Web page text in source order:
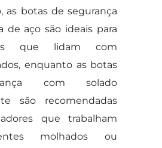
as botas de segurança
de aço são ideais para
que lidam com
enquanto as botas
com solado
são recomendadas
que trabalham
molhados ou